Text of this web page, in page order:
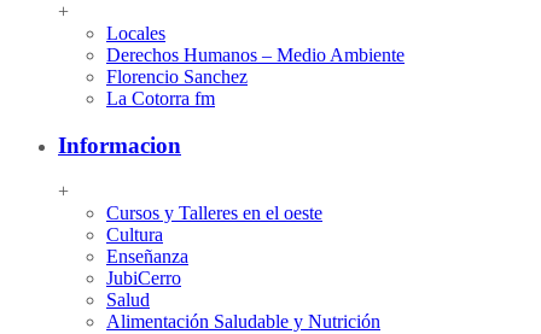
+
Locales
Derechos Humanos – Medio Ambiente
Florencio Sanchez
La Cotorra fm
Informacion
+
Cursos y Talleres en el oeste
Cultura
Enseñanza
JubiCerro
Salud
Alimentación Saludable y Nutrición